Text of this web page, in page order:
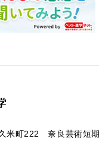
米町222 奈良芸術短